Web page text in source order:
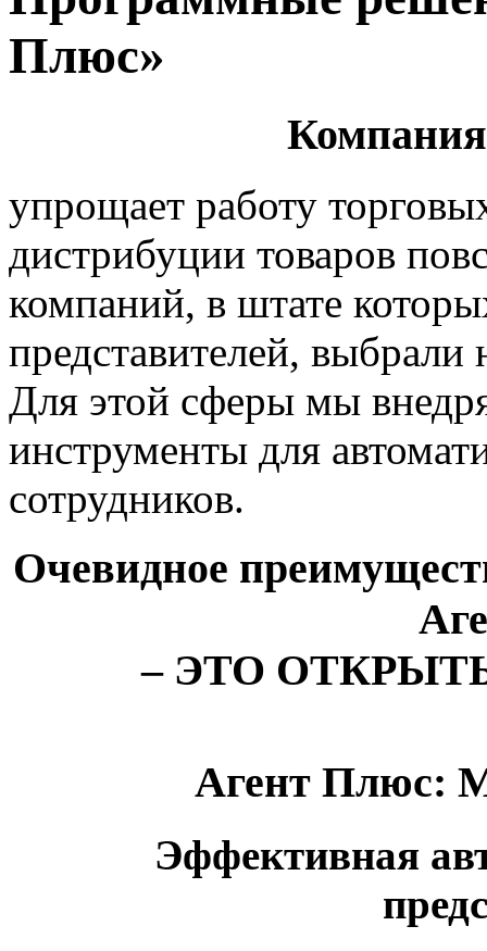
Плюс»
упрощает работу
дистрибуции товаров
компаний, в штате
представителей,
Для этой сферы мы
инструменты для
сотрудников.
Очевидное
– ЭТО
Агент Плюс:
Эффективная